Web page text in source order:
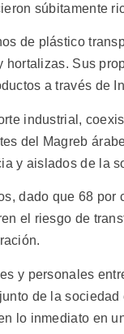
súbitamente
de plástico
hortalizas. Sus
a través de
industrial,
del Magreb
y aislados de la
dado que 68
el riesgo de
y personales
de la
lo inmediato en